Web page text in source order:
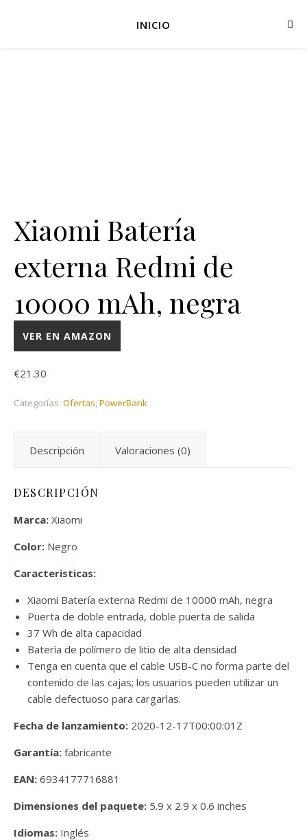
INICIO
Xiaomi Batería
externa Redmi de
10000 mAh, negra
VER EN AMAZON
€21.30
Categorías: Ofertas,PowerBank
Descripción Valoraciones (0)
DESCRIPCIÓN
Marca: Xiaomi
Color: Negro
Caracteristicas:
Xiaomi Batería externa Redmi de 10000 mAh, negra
Puerta de doble entrada, doble puerta de salida
37 Wh de alta capacidad
Batería de polímero de litio de alta densidad
Tenga en cuenta que el cable USB-C no forma parte del
contenido de las cajas; los usuarios pueden utilizar un
cable defectuoso para cargarlas.
Fecha de lanzamiento: 2020-12-17T00:00:01Z
Garantía: fabricante
EAN: 6934177716881
Dimensiones del paquete: 5.9 x 2.9 x 0.6 inches
Idiomas: Inglés